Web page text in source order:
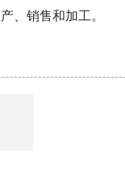
、销售和加工。